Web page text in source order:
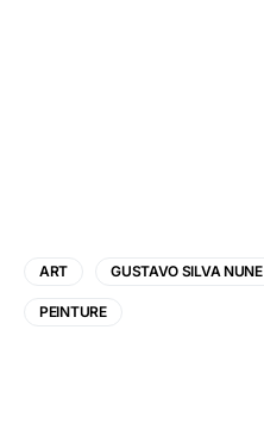
ART GUSTAVO SILVA NUNE
PEINTURE